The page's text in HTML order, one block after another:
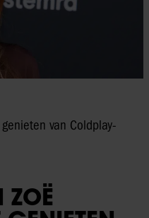
van Coldplay-
ZOË